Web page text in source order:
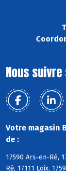
Nous
Votre magasin
de :
17590 Ars-en-Ré,
Ré, 17111 Loix,